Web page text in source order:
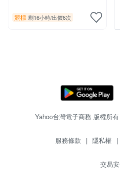
競標 剩16小時/出價6次
Yahoo台灣電子商務 版權所
服務條款 | 隱私權 |
交易